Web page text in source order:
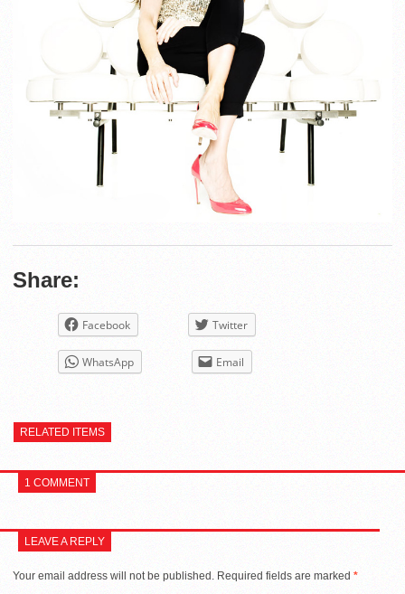
Share:
Facebook Twitter
WhatsApp Email
RELATED ITEMS
1 COMMENT
LEAVE A REPLY
Your email address will not be published. Required fields are marked *